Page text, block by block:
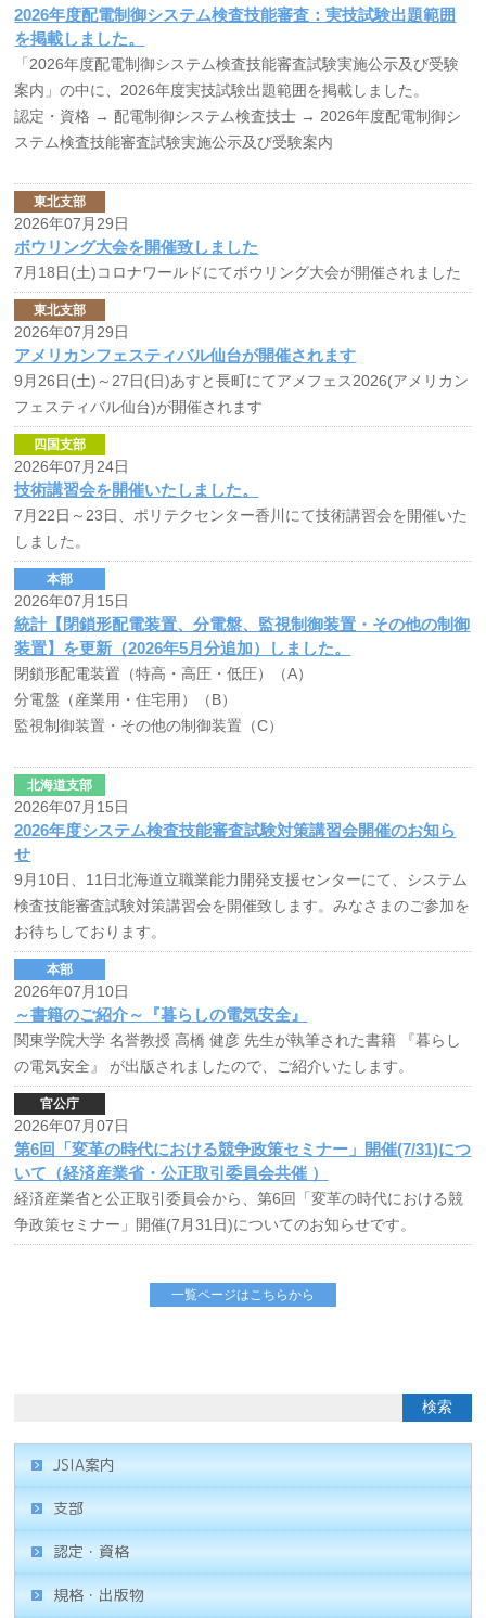
2026年度配電制御システム検査技能審査：実技試験出題範囲
を掲載しました。
「2026年度配電制御システム検査技能審査試験実施公示及び受験
案内」の中に、2026年度実技試験出題範囲を掲載しました。
認定・資格 →配電制御システム検査技士 → 2026年度配電制御シ
ステム検査技能審査試験実施公示及び受験案内
東北支部
2026年07月29日
ボウリング大会を開催致しました
7月18日(土)コロナワールドにてボウリング大会が開催されました
東北支部
2026年07月29日
アメリカンフェスティバル仙台が開催されます
9月26日(土)～27日(日)あすと長町にてアメフェス2026(アメリカン
フェスティバル仙台)が開催されます
四国支部
2026年07月24日
技術講習会を開催いたしました。
7月22日～23日、ポリテクセンター香川にて技術講習会を開催いた
しました。
本部
2026年07月15日
統計【閉鎖形配電装置、分電盤、監視制御装置・その他の制御
装置】を更新（2026年5月分追加）しました。
閉鎖形配電装置（特高・高圧・低圧）（A）
分電盤（産業用・住宅用）（B）
監視制御装置・その他の制御装置（C）
北海道支部
2026年07月15日
2026年度システム検査技能審査試験対策講習会開催のお知ら
せ
9月10日、11日北海道立職業能力開発支援センターにて、システム
検査技能審査試験対策講習会を開催致します。みなさまのご参加を
お待ちしております。
本部
2026年07月10日
～書籍のご紹介～『暮らしの電気安全』
関東学院大学 名誉教授 高橋 健彦 先生が執筆された書籍 『暮らし
の電気安全』 が出版されましたので、ご紹介いたします。
官公庁
2026年07月07日
第6回「変革の時代における競争政策セミナー」開催(7/31)につ
いて（経済産業省・公正取引委員会共催 ）
経済産業省と公正取引委員会から、第6回「変革の時代における競
争政策セミナー」開催(7月31日)についてのお知らせです。
一覧ページはこちらから
JSIA案内
支部
認定・資格
規格・出版物